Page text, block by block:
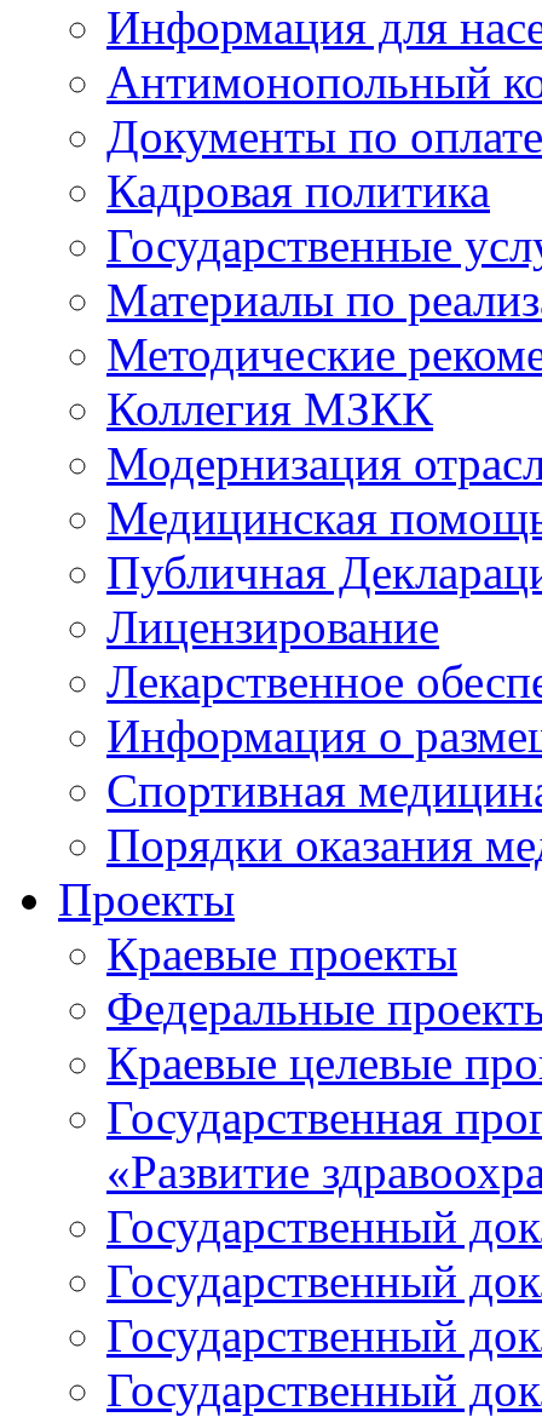
Информация для
Антимонопольный
Документы по
Кадровая политика
Государственные
Материалы по
Методические
Коллегия МЗКК
Модернизация
Медицинская
Публичная
Лицензирование
Лекарственное
Информация о
Спортивная
Порядки оказания
Проекты
Краевые проекты
Федеральные
Краевые целевые
Государственная
«Развитие
Государственный
Государственный
Государственный
Государственный